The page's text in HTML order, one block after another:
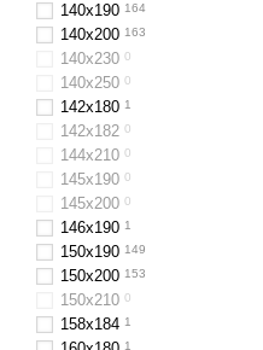
140x190 164
140x200 163
140x230 0
140x250 0
142x180 1
142х182 0
144х210 0
145х190 0
145х200 0
146х190 1
150x190 149
150x200 153
150х210 0
158x184 1
1